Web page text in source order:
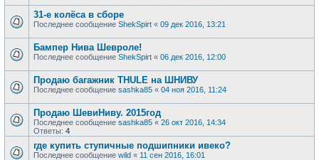
31-е колёса в сборе
Последнее сообщение ShekSpirt « 09 дек 2016, 13:21
Бампер Нива Шевроле!
Последнее сообщение ShekSpirt « 06 дек 2016, 12:00
Продаю багажник THULE на ШНИВУ
Последнее сообщение sashka85 « 04 ноя 2016, 11:24
Продаю ШевиНиву. 2015год
Последнее сообщение sashka85 « 26 окт 2016, 14:34
Ответы: 4
где купить ступичные подшипники ивеко?
Последнее сообщение wild « 11 сен 2016, 16:01